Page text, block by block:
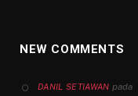
NEW COMMENTS
DANIL SETIAWAN pada